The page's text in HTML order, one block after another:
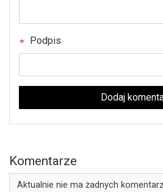
Podpis
Dodaj
Komentarze
Aktualnie nie ma żadnych